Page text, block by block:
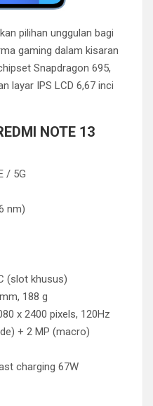
pilihan unggulan bagi
gaming dalam kisaran
Snapdragon 695,
layar IPS LCD 6,67 inci
NOTE 13
/ 5G
nm)
(slot khusus)
188 g
x 2400 pixels, 120Hz
+ 2 MP (macro)
charging 67W